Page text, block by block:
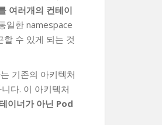
여러개의 컨테이
일한 namespace
수 있게 되는 것
기존의 아키텍처
다. 이 아키텍처
이너가 아닌 Pod